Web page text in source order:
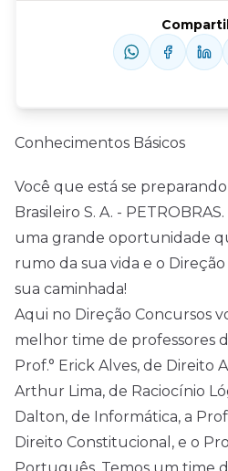
Conhecimentos Básicos
Você que está se
Brasileiro S. A. -
uma grande oportunidade
rumo da sua vida e o
sua caminhada!
Aqui no Direção Concursos
melhor time de professores
Prof.° Erick Alves, de Direito
Arthur Lima, de Raciocínio
Dalton, de Informática, a
Direito Constitucional, e o